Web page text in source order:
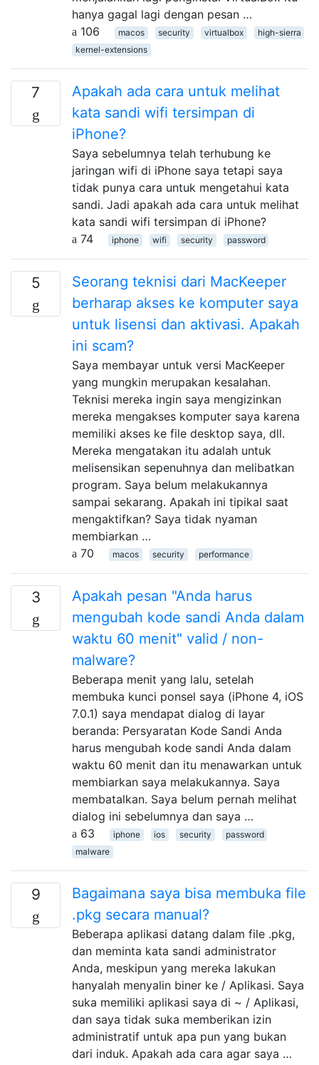
hanya gagal lagi dengan pesan …
106
macos security virtualbox
high-sierra
kernel-extensions
7
Apakah ada cara untuk melihat
kata sandi wifi tersimpan di
iPhone?
Saya sebelumnya telah terhubung ke
jaringan wifi di iPhone saya tetapi saya
tidak punya cara untuk mengetahui kata
sandi. Jadi apakah ada cara untuk melihat
kata sandi wifi tersimpan di iPhone?
74
iphone wifi security password
5
Seorang teknisi dari MacKeeper
berharap akses ke komputer saya
untuk lisensi dan aktivasi. Apakah
ini scam?
Saya membayar untuk versi MacKeeper
yang mungkin merupakan kesalahan.
Teknisi mereka ingin saya mengizinkan
mereka mengakses komputer saya karena
memiliki akses ke file desktop saya, dll.
Mereka mengatakan itu adalah untuk
melisensikan sepenuhnya dan melibatkan
program. Saya belum melakukannya
sampai sekarang. Apakah ini tipikal saat
mengaktifkan? Saya tidak nyaman
membiarkan …
70
macos security performance
3
Apakah pesan "Anda harus
mengubah kode sandi Anda dalam
waktu 60 menit" valid / non-
malware?
Beberapa menit yang lalu, setelah
membuka kunci ponsel saya (iPhone 4, iOS
7.0.1) saya mendapat dialog di layar
beranda: Persyaratan Kode Sandi Anda
harus mengubah kode sandi Anda dalam
waktu 60 menit dan itu menawarkan untuk
membiarkan saya melakukannya. Saya
membatalkan. Saya belum pernah melihat
dialog ini sebelumnya dan saya …
63
iphone ios security
password
malware
9
Bagaimana saya bisa membuka file
.pkg secara manual?
Beberapa aplikasi datang dalam file .pkg,
dan meminta kata sandi administrator
Anda, meskipun yang mereka lakukan
hanyalah menyalin biner ke / Aplikasi. Saya
suka memiliki aplikasi saya di ~ / Aplikasi,
dan saya tidak suka memberikan izin
administratif untuk apa pun yang bukan
dari induk. Apakah ada cara agar saya …